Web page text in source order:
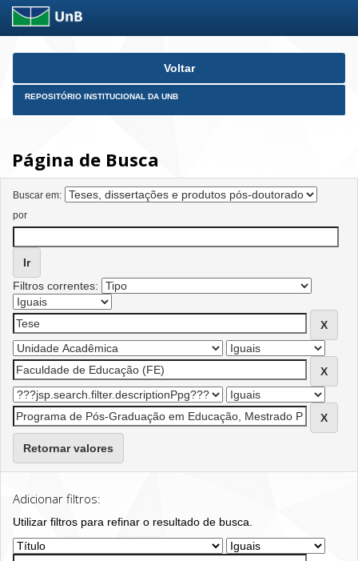
Skip
Voltar
REPOSITÓRIO INSTITUCIONAL DA UNB
Página de Busca
Buscar em:
por
Filtros correntes:
Retornar valores
Adicionar filtros:
Utilizar filtros para refinar o resultado de busca.